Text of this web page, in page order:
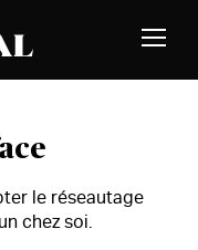
le réseautage
chez soi.